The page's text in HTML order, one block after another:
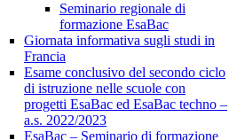
Seminario regionale di
formazione EsaBac
Giornata informativa sugli studi in
Francia
Esame conclusivo del secondo ciclo
di istruzione nelle scuole con
progetti EsaBac ed EsaBac techno –
a.s. 2022/2023
EsaBac – Seminario di formazione